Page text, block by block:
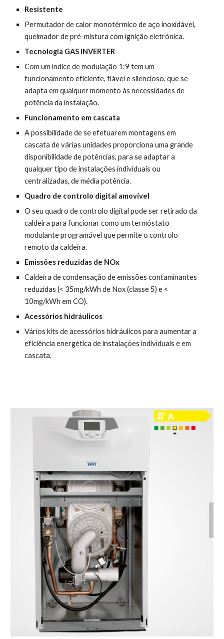
Resistente
Permutador de calor monotérmico de aço inoxidável,
queimador de pré-mistura com ignição eletrónica.
Tecnologia GAS INVERTER
Com um índice de modulação 1:9 tem um
funcionamento eficiente, fiável e silencioso, que se
adapta em qualquer momento às necessidades de
potência da instalação.
Funcionamento em cascata
A possibilidade de se efetuarem montagens em
cascata de várias unidades proporciona uma grande
disponibilidade de potências, para se adaptar a
qualquer tipo de instalações individuais ou
centralizadas, de média potência.
Quadro de controlo digital amovível
O seu quadro de controlo digital pode ser retirado da
caldeira para funcionar como um termóstato
modulante programável que permite o controlo
remoto da caldeira.
Emissões reduzidas de NOx
Caldeira de condensação de emissões contaminantes
reduzidas (< 35mg/kWh de Nox (classe 5) e <
10mg/kWh em CO).
Acessórios hidráulicos
Vários kits de acessórios hidráulicos para aumentar a
eficiência energética de instalações individuais e em
cascata.